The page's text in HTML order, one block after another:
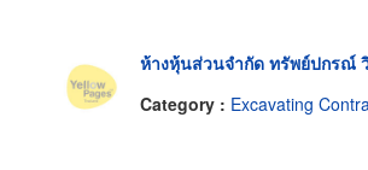
ห้างหุ้นส่วนจำกัด ทรัพย์ปกรณ์
Category : Excavating